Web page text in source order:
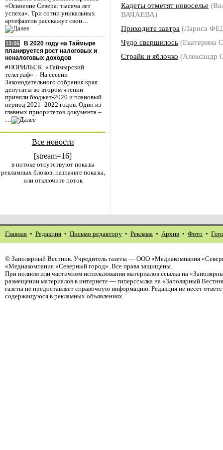
«Освоение Севера: тысяча лет
успеха». Три сотни уникальных
артефактов расскажут свои…
13:05
В 2020 году на Таймыре
планируется рост налоговых и
неналоговых доходов
#НОРИЛЬСК. «Таймырский
телеграф» – На сессии
Законодательного собрания края
депутаты во втором чтении
приняли бюджет-2020 и плановый
период 2021–2022 годов. Один из
главных приоритетов документа –
…
Все новости
[stream=16]
в потоке отсутствуют показы
рекламных блоков, назначьте показы,
или отключите поток
Кадеты отметят новоселье
ВАЧАЕВА)
Приходите завтра (Лариса
Чудо свершилось
Страйк и яблочко
Главная • Редакция • Письмо редактору • Реклама • Архив • Фото •
© Заполярный Вестник. Учредитель газеты — ООО «Медиакомпания
«Медиакомпания «Северный город». Все права защищены.
При полном или частичном использовании материалов ссылка на
размещении материалов в интернете — гиперссылка на «Заполярный
газеты не предоставляет справочную информацию. Редакция не несет
содержащуюся в рекламных объявлениях.